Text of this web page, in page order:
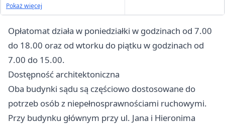
Postpenitencjarnej (Fundusz
Sprawiedliwości)
Pokaż więcej
Opłatomat działa w poniedziałki w godzinach od 7.00
do 18.00 oraz od wtorku do piątku w godzinach od
7.00 do 15.00.
Dostępność architektoniczna
Oba budynki sądu są częściowo dostosowane do
potrzeb osób z niepełnosprawnościami ruchowymi.
Przy budynku głównym przy ul. Jana i Hieronima